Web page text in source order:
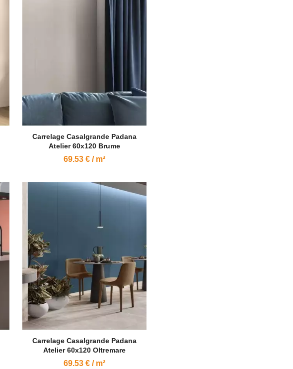
Carrelage Casalgrande Padana
Atelier 60x120 Brume
69.53 € / m²
Carrelage Casalgrande Padana
Atelier 60x120 Oltremare
69.53 € / m²